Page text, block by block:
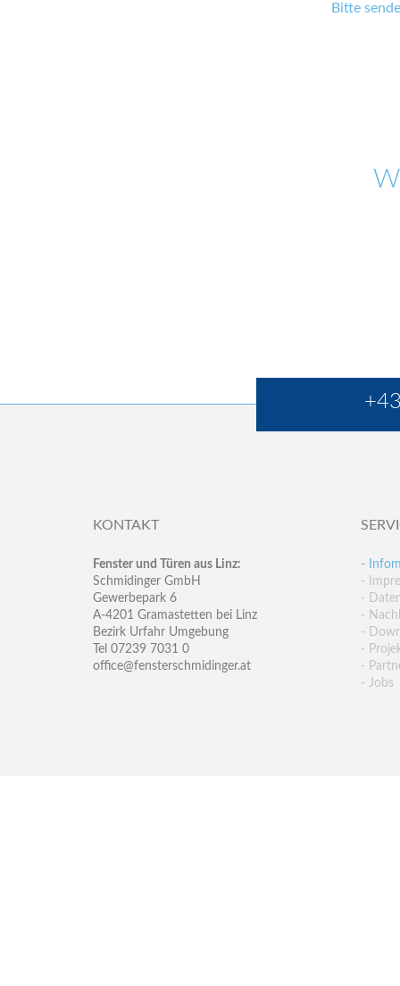
Bitte
KONTAKT
Fenster und Türen aus Linz:
Schmidinger GmbH
Gewerbepark 6
A-4201 Gramastetten bei Linz
Bezirk Urfahr Umgebung
Tel 07239 7031 0
office@fensterschmidinger.at
-
-
-
-
-
-
-
- Jobs